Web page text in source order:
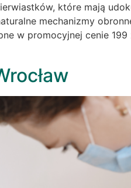
które mają
mechanizmy
w promocyjnej cenie 199